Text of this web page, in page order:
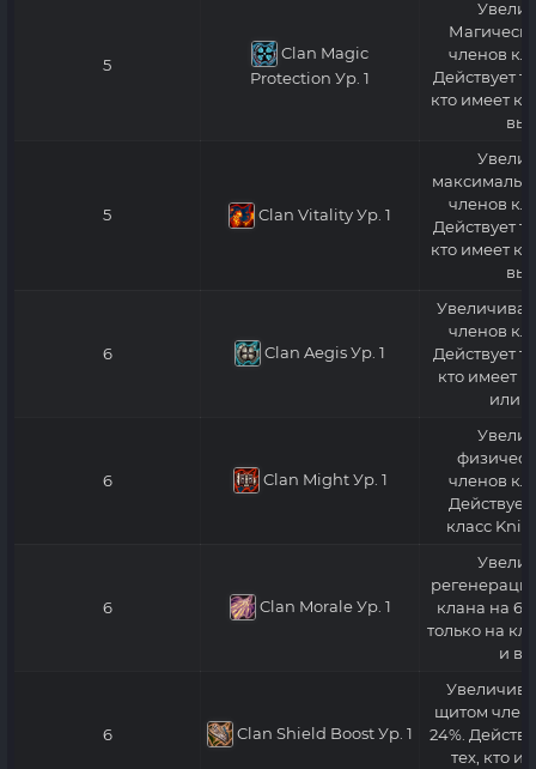
5
Clan Magic
Protection Ур. 1
членов
Действует
кто имеет
5 Clan VitalityУр. 1
членов
Действует
кто имеет
6 Clan AegisУр. 1
членов
Действует
кто имеет
или
6 Clan MightУр. 1
членов
Действует
класс
6 Clan MoraleУр. 1
клана на
только на
и
6 Clan Shield BoostУр. 1
щитом
24%.
тех, кто